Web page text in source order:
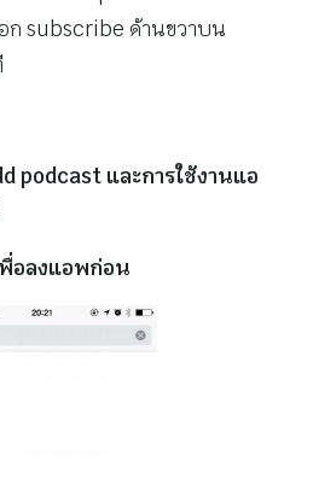
ก subscribe ด้านขวาบน
podcast และการใช้งานแอ
พื่อลงแอพก่อน